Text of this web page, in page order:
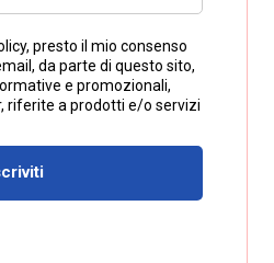
riguarda il
delle performance
le strategie.Grazie agli
è possibile monitorare
comprendere cosa
di conseguenza le
Allo stesso tempo, la
gestione più efficace del
qualità delle interazioni e